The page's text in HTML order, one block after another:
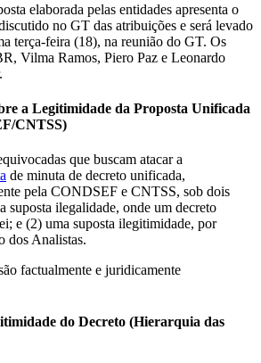
elaborada pelas entidades apresenta o
no GT das atribuições e será levado
terça-feira (18), na reunião do GT. Os
Vilma Ramos, Piero Paz e Leonardo
a Legitimidade da Proposta Unificada
CNTSS)
que buscam atacar a
de minuta de decreto unificada,
pela CONDSEF e CNTSS, sob dois
suposta ilegalidade, onde um decreto
e (2) uma suposta ilegitimidade, por
dos Analistas.
factualmente e juridicamente
do Decreto (Hierarquia das